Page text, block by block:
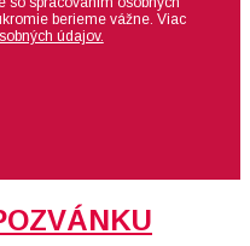
berieme vážne. Viac
údajov.